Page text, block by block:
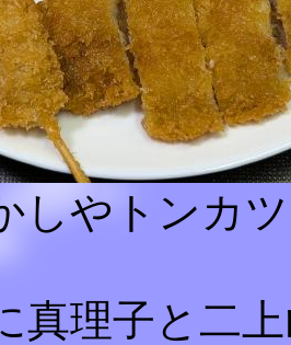
しやトンカツ
真理子と二